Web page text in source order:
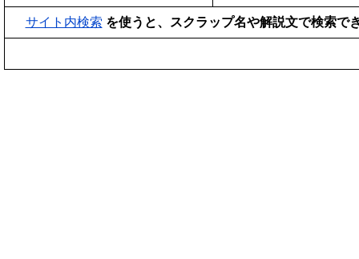
サイト内検索 を使うと、スクラップ名や解説文で検索で